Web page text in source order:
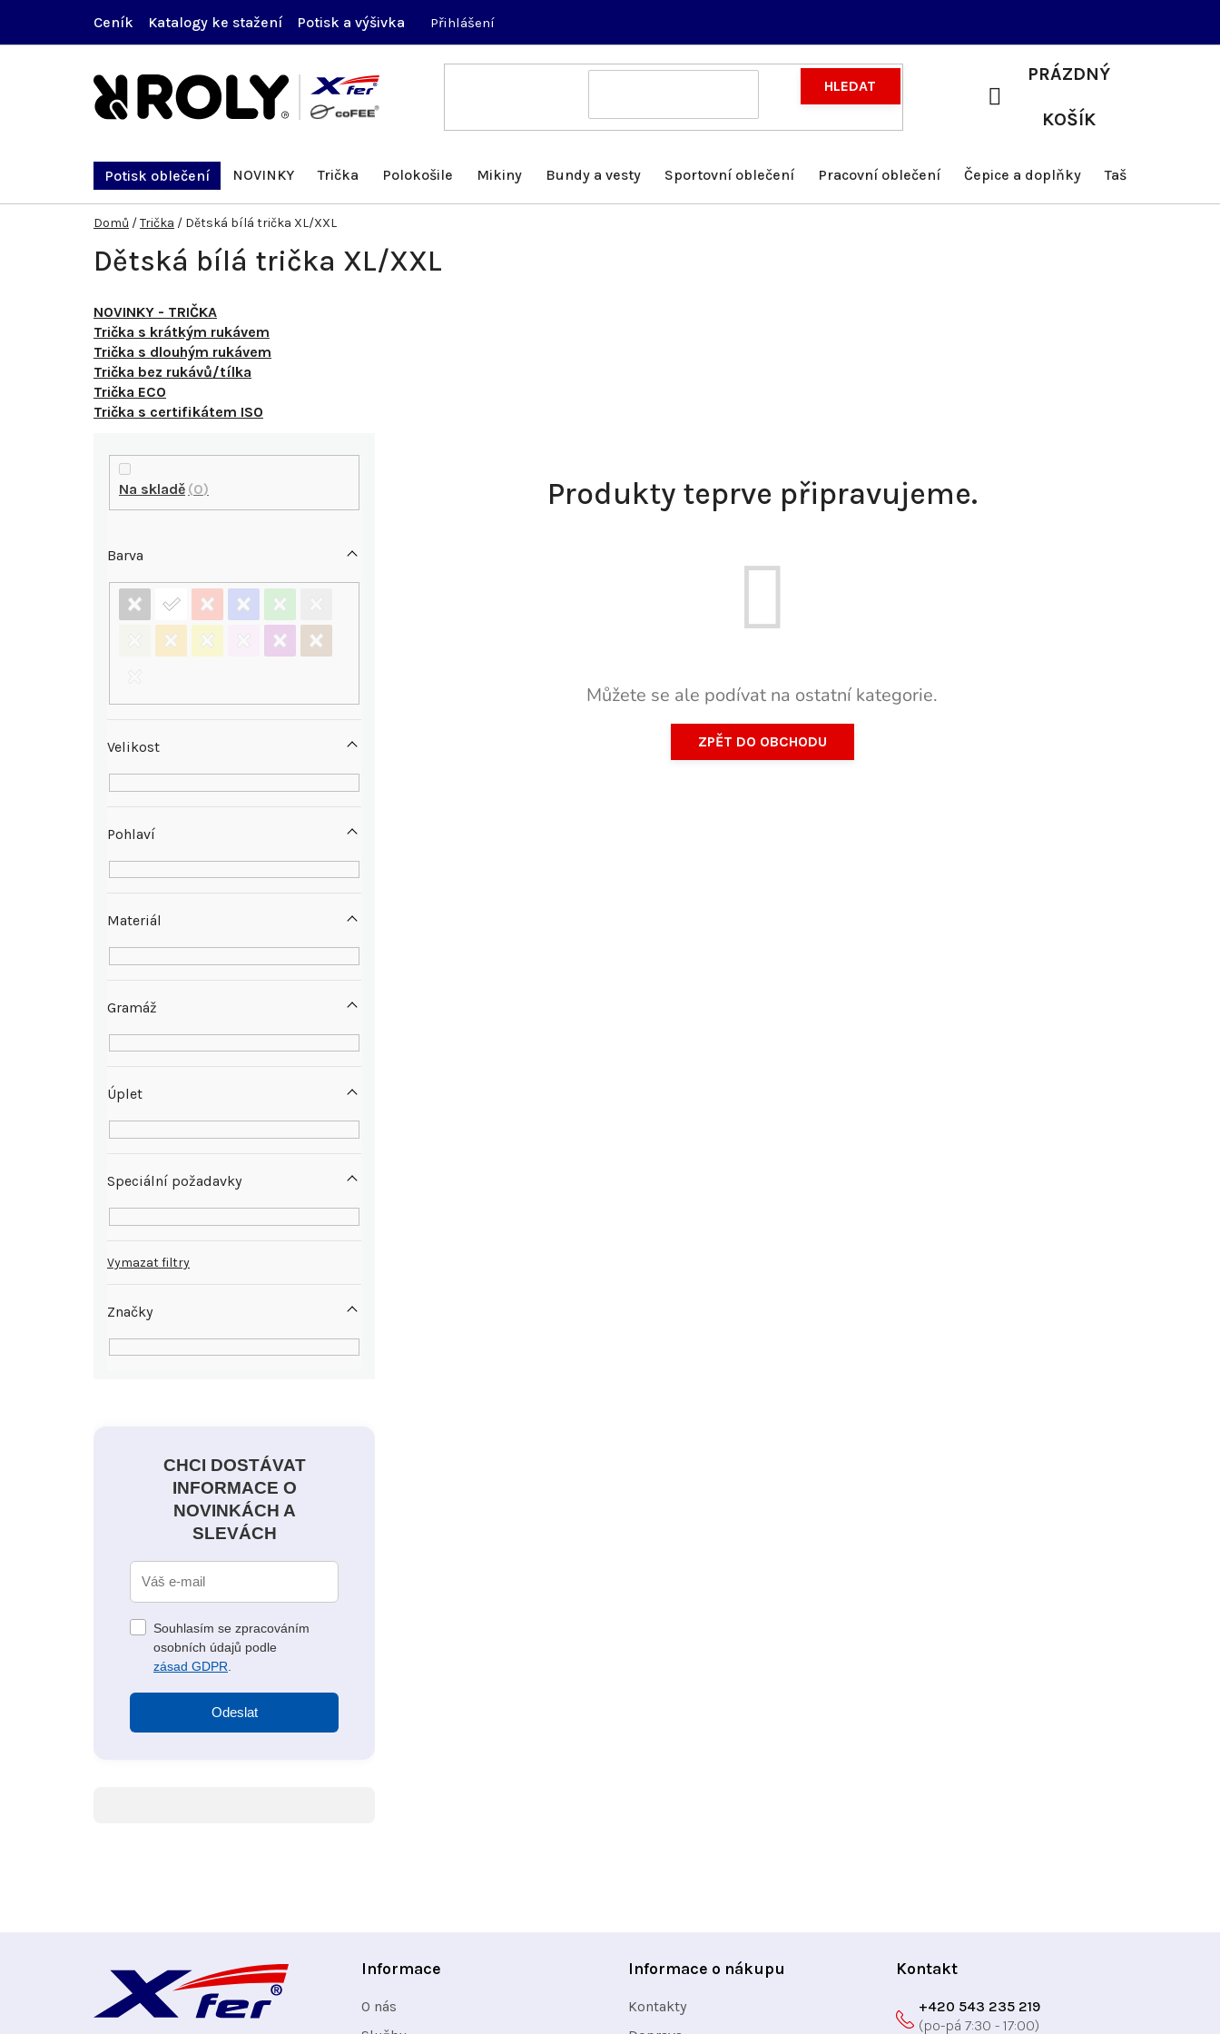
obsah
Ceník Katalogy ke stažení Potisk a výšivka Přihlášení
HLEDAT
NÁKUPNÍ
PRÁZDNÝ
KOŠÍK
Potisk oblečení NOVINKY Trička Polokošile Mikiny Bundy a vesty Sportovní oblečení Pracovní oblečení Čepice a doplňky Tašky a batohy
Domů /Trička / Dětská bílá trička XL/XXL
Dětská bílá trička XL/XXL
NOVINKY - TRIČKA
Trička s krátkým rukávem
Trička s dlouhým rukávem
Trička bez rukávů/tílka
Trička ECO
Trička s certifikátem ISO
P
n
n
p
a
n
Na skladě 0
Značky
Velikost
Barva
Pohlaví
Materiál
Gramáž
Úplet
Speciální požadavky
Vymazat filtry
CHCI DOSTÁVAT
INFORMACE O
NOVINKÁCH A
SLEVÁCH
Souhlasím se zpracováním
osobních údajů podle
zásad GDPR
Odeslat
Produkty teprve připravujeme.
Můžete se ale podívat na ostatní kategorie.
ZPĚT DO OBCHODU
Informace
O nás
Informace o nákupu
Kontakty
Kontakt
+420 543 235 219